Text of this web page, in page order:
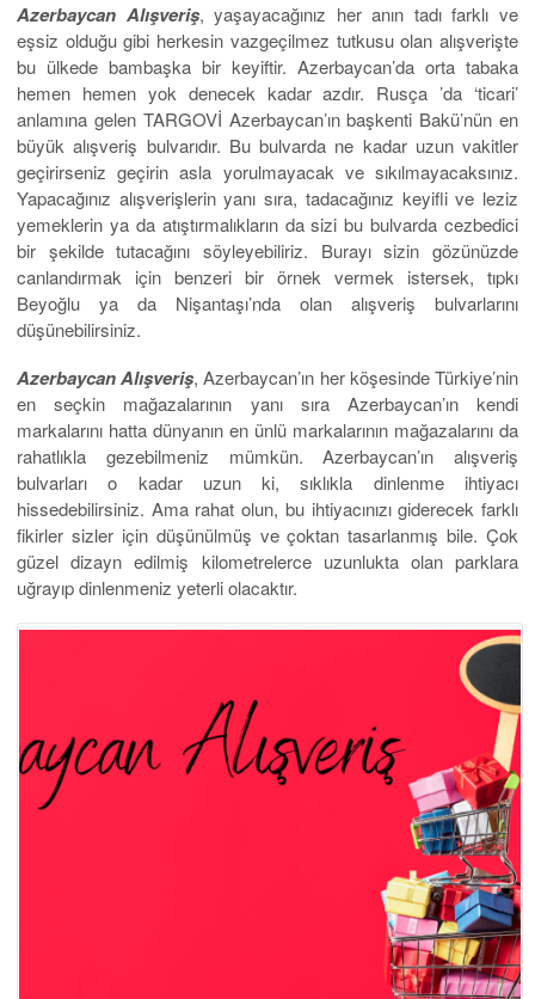
Azerbaycan Alışveriş, yaşayacağınız her anın tadı farklı ve
eşsiz olduğu gibi herkesin vazgeçilmez tutkusu olan alışverişte
bu ülkede bambaşka bir keyiftir. Azerbaycan’da orta tabaka
hemen hemen yok denecek kadar azdır. Rusça ’da ‘ticari’
anlamına gelen TARGOVİ Azerbaycan’ın başkenti Bakü’nün en
büyük alışveriş bulvarıdır. Bu bulvarda ne kadar uzun vakitler
geçirirseniz geçirin asla yorulmayacak ve sıkılmayacaksınız.
Yapacağınız alışverişlerin yanı sıra, tadacağınız keyifli ve leziz
yemeklerin ya da atıştırmalıkların da sizi bu bulvarda cezbedici
bir şekilde tutacağını söyleyebiliriz. Burayı sizin gözünüzde
canlandırmak için benzeri bir örnek vermek istersek, tıpkı
Beyoğlu ya da Nişantaşı’nda olan alışveriş bulvarlarını
düşünebilirsiniz.
Azerbaycan Alışveriş, Azerbaycan’ın her köşesinde Türkiye’nin
en seçkin mağazalarının yanı sıra Azerbaycan’ın kendi
markalarını hatta dünyanın en ünlü markalarının mağazalarını da
rahatlıkla gezebilmeniz mümkün. Azerbaycan’ın alışveriş
bulvarları o kadar uzun ki, sıklıkla dinlenme ihtiyacı
hissedebilirsiniz. Ama rahat olun, bu ihtiyacınızı giderecek farklı
fikirler sizler için düşünülmüş ve çoktan tasarlanmış bile. Çok
güzel dizayn edilmiş kilometrelerce uzunlukta olan parklara
uğrayıp dinlenmeniz yeterli olacaktır.